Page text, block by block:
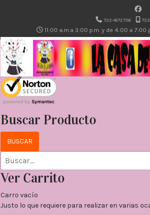
722-1672736
11:00 a.m.a 3:00 p.m. y de 4:00 a 7:00
Buscar Producto
Ver Carrito
Carro vacío
Justo lo que requiere para realizar en varias